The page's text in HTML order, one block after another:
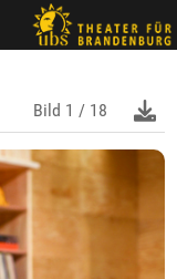
Bild 1 / 18